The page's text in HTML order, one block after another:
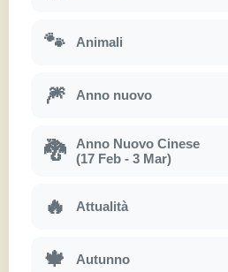
🐾 Animali
🎆 Anno nuovo
🐉
Anno Nuovo Cinese
(17 Feb - 3 Mar)
🔥 Attualità
🍁 Autunno